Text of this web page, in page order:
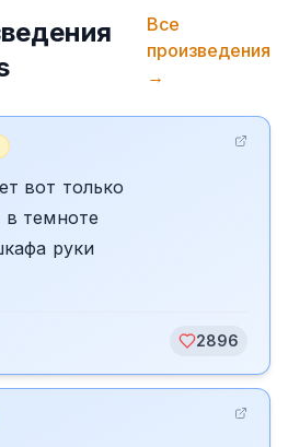
Все
произведения
→
вот только
в темноте
руки
2896